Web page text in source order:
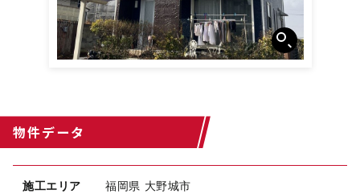
物件データ
施工エリア 福岡県 大野城市